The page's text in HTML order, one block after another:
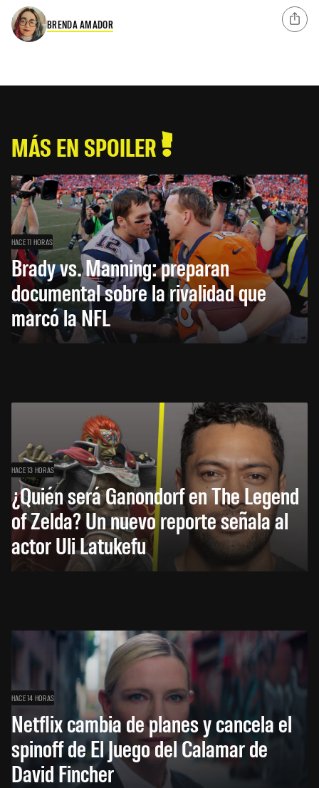
BRENDA AMADOR
MÁS EN SPOILER
HACE 11 HORAS
Brady vs. Manning: preparan
documental sobre la rivalidad que
marcó la NFL
HACE 13 HORAS
¿Quién será Ganondorf en The Legend
of Zelda? Un nuevo reporte señala al
actor Uli Latukefu
HACE 14 HORAS
Netflix cambia de planes y cancela el
spinoff de El Juego del Calamar de
David Fincher